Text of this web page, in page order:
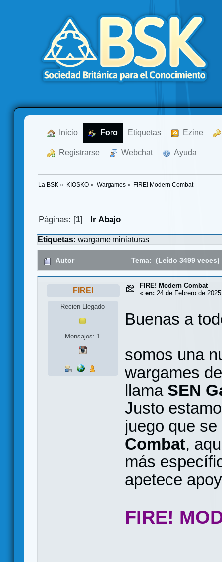
Inicio Foro Etiquetas Ezine
Registrarse Webchat Ayuda
La BSK » KIOSKO» Wargames» FIRE! Modern Combat
Páginas: [1] Ir Abajo
Etiquetas: wargame miniaturas
Autor Tema: (Leído 3499 veces)
FIRE!
Recien Llegado
Mensajes: 1
FIRE! Modern Combat
« en: 24 de Febrero de
Buenas a
somos una
wargames
llama SEN
Justo
juego que
Combat,
más
apetece
FIRE!